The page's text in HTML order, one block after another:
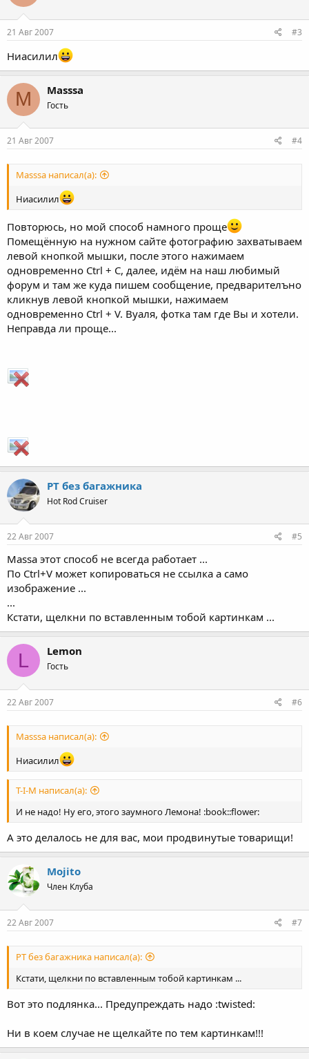
21 Авг 2007 #3
Ниасилил
M Masssa
Гость
21 Авг 2007 #4
Masssa написал(а):
Ниасилил
Повторюсь, но мой способ намного проще
Помещённую на нужном сайте фотографию захватываем
левой кнопкой мышки, после этого нажимаем
одновременно Ctrl + C, далeе, идём на наш любимый
форум и там же куда пишем сообщение, предварителъно
кликнув левой кнопкой мышки, нажимаем
одновременно Ctrl + V. Вуаля, фотка там где Вы и хотели.
Неправда ли проще...
PT без багажника
Hot Rod Cruiser
22 Авг 2007 #5
Massa этот способ не всегда работает ...
По Ctrl+V может копироваться не ссылка а само
изображение ...
...
Кстати, щелкни по вставленным тобой картинкам ...
L Lemon
Гость
22 Авг 2007 #6
Masssa написал(а):
Ниасилил
T-I-M написал(а):
И не надо! Ну его, этого заумного Лемона! :book::flower:
А это делалось не для вас, мои продвинутые товарищи!
Mojito
Член Клуба
22 Авг 2007 #7
PT без багажника написал(а):
Кстати, щелкни по вставленным тобой картинкам ...
Вот это подлянка... Предупреждать надо :twisted:
Ни в коем случае не щелкайте по тем картинкам!!!